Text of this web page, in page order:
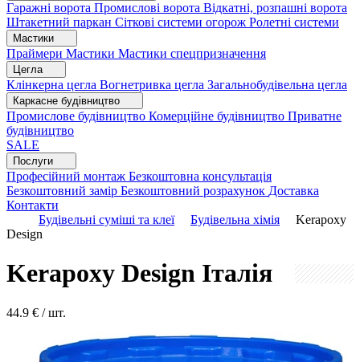
Гаражні ворота Промислові ворота Відкатні, розпашні ворота
Штакетний паркан Сіткові системи огорож Ролетні системи
Мастики
Праймери Мастики Мастики спецпризначення
Цегла
Клінкерна цегла Вогнетривка цегла Загальнобудівельна цегла
Каркасне будівництво
Промислове будівництво Комерційне будівництво Приватне
будівництво
SALE
Послуги
Професійний монтаж Безкоштовна консультація
Безкоштовний замір Безкоштовний розрахунок Доставка
Контакти
Будівельні суміші та клеї
Будівельна хімія
Kerapoxy
Design
Kerapoxy Design Італія
44.9 € / шт.